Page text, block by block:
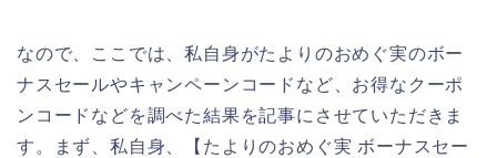
なので、ここでは、私自身がたよりのおめぐ実のボー
ナスセールやキャンペーンコードなど、お得なクーポ
ンコードなどを調べた結果を記事にさせていただきま
す。まず、私自身、【たよりのおめぐ実 ボーナスセー